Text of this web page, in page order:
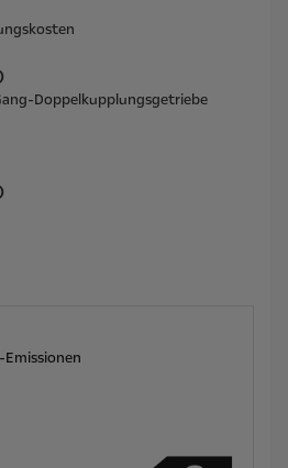
Doppelkupplungsgetriebe
Emissionen